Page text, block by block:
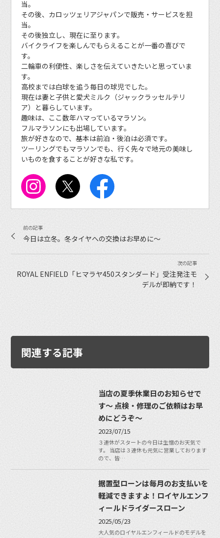
当。
その後、カロッツェリアジャパンで販売・サービスを担
当。
その後独立し、現在に至ります。
バイクライフを楽しんでもらえることが一番の喜びで
す。
二輪車の利便性、楽しさを伝えていきたいと思っていま
す。
高校までは白球を追う毎日の球児でした。
現在は妻と子供と愛犬ミルク（ジャックラッセルテリ
ア）と暮らしています。
趣味は、ここ数年ハマっているマラソン。
フルマラソンにも出場しています。
旅が好きなので、基本は前泊・後泊は必須です。
ツーリングでもマラソンでも、行く先々で地元の美味し
いものを食することが好きな私です。
今日は立冬。冬タイヤへの交換はお早めに〜
ROYAL ENFIELD「ヒマラヤ450スタンダード」受注発注モ
デルが即納です！
関連する記事
当店の夏季休業日のお知らせで
す〜 点検・修理のご依頼はお早
めにどうぞ〜
2023/07/15
３連休がスタートの今日は生憎のお天気で
す。 当店は３連休も元気に営業しております
ので、皆…
据置型ローンは毎月のお支払いを
軽減できますよ！ロイヤルエンフ
ィールドライダースローン
2025/05/23
大人気のロイヤルエンフィールドのモデルを